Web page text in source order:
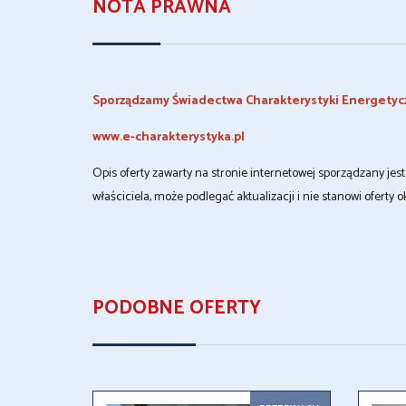
NOTA PRAWNA
Sporządzamy Świadectwa Charakterystyki
www.e-charakterystyka.pl
Opis oferty zawarty na stronie internetowej sporządzany
właściciela, może podlegać aktualizacji i nie stanowi oferty
PODOBNE OFERTY